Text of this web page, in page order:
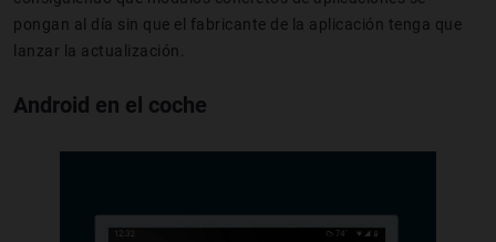
pongan al día sin que el fabricante de la aplicación tenga que
lanzar la actualización.
Android en el coche